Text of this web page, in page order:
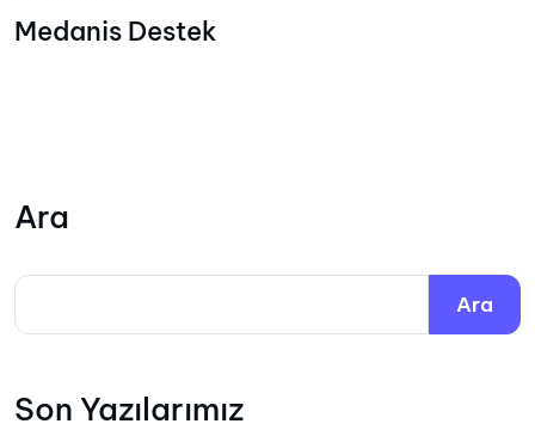
Medanis Destek
Ara
Ara
Son Yazılarımız